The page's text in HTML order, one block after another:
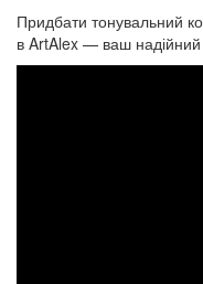
Придбати тонувальний
в ArtAlex — ваш надійний